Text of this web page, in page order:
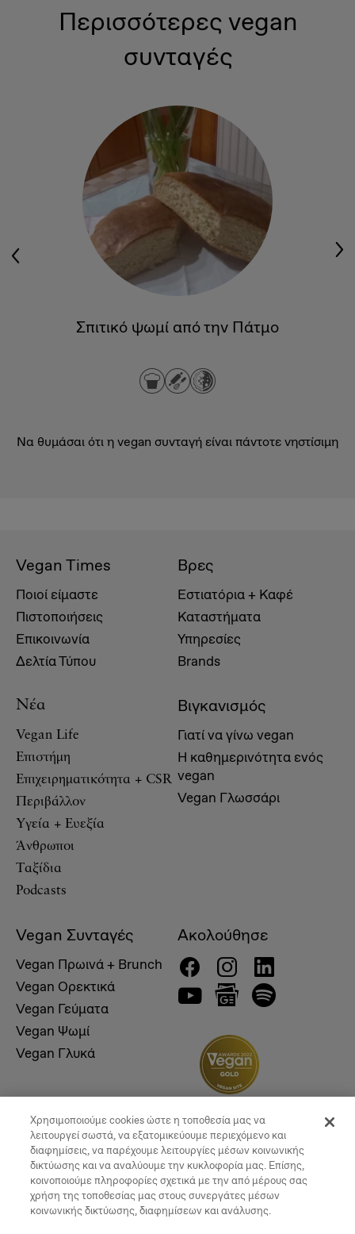
Περισσότερες vegan
συνταγές
Σπιτικό ψωμί από την Πάτμο
Να θυμάσαι ότι η vegan συνταγή είναι πάντοτε νηστίσιμη
Vegan Times
Ποιοί είμαστε
Πιστοποιήσεις
Επικοινωνία
Δελτία Τύπου
Βρες
Εστιατόρια + Καφέ
Καταστήματα
Υπηρεσίες
Brands
Νέα
Vegan Life
Επιστήμη
Επιχειρηματικότητα + CSR
Περιβάλλον
Υγεία + Ευεξία
Άνθρωποι
Ταξίδια
Podcasts
Βιγκανισμός
Γιατί να γίνω vegan
Η καθημερινότητα ενός
vegan
Vegan Γλωσσάρι
Vegan Συνταγές
Vegan Πρωινά + Brunch
Vegan Ορεκτικά
Vegan Γεύματα
Vegan Ψωμί
Vegan Γλυκά
Ακολούθησε
© 2026, Vegan Times. All Rights Reserved
Χρησιμοποιούμε cookies ώστε η τοποθεσία μας να
λειτουργεί σωστά, να εξατομικεύουμε περιεχόμενο και
διαφημίσεις, να παρέχουμε λειτουργίες μέσων κοινωνικής
δικτύωσης και να αναλύουμε την κυκλοφορία μας. Επίσης,
κοινοποιούμε πληροφορίες σχετικά με την από μέρους σας
χρήση της τοποθεσίας μας στους συνεργάτες μέσων
κοινωνικής δικτύωσης, διαφημίσεων και ανάλυσης.